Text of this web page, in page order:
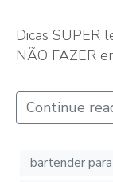
Dicas SUPER
NÃO FAZER
Continue
bartender